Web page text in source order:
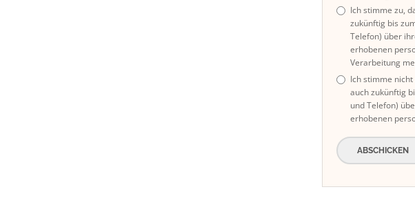
Ich stimme zu,
zukünftig bis
Telefon) über
erhobenen
Verarbeitung
Ich stimme
auch zukünftig
und Telefon)
erhobenen
ABSCHICKEN